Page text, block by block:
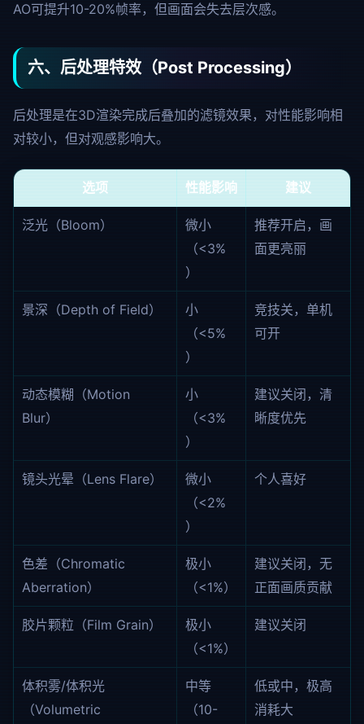
AO可提升10-20%帧率，但画面会失去层次感。
六、后处理特效（Post Processing）
后处理是在3D渲染完成后叠加的滤镜效果，对性能影响相
对较小，但对观感影响大。
选项 性能影响 建议
泛光（Bloom）
微小
（<3%
）
推荐开启，画
面更亮丽
景深（Depth of Field）
小
（<5%
）
竞技关，单机
可开
动态模糊（Motion
Blur）
小
（<3%
）
建议关闭，清
晰度优先
镜头光晕（Lens Flare）
微小
（<2%
）
个人喜好
色差（Chromatic
Aberration）
极小
（<1%）
建议关闭，无
正面画质贡献
胶片颗粒（Film Grain）
极小
（<1%）
建议关闭
体积雾/体积光
（Volumetric
中等
（10-
低或中，极高
消耗大